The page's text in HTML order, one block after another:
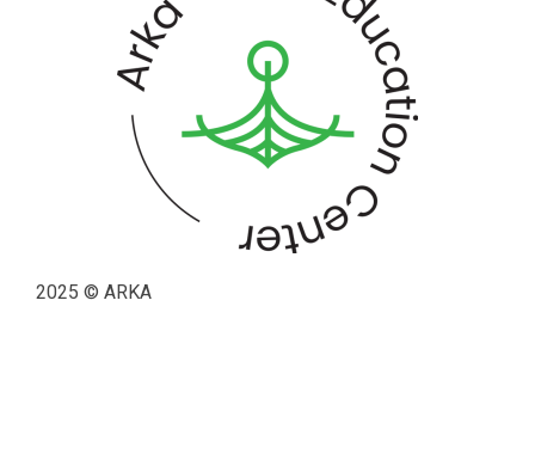
2025 © ARKA